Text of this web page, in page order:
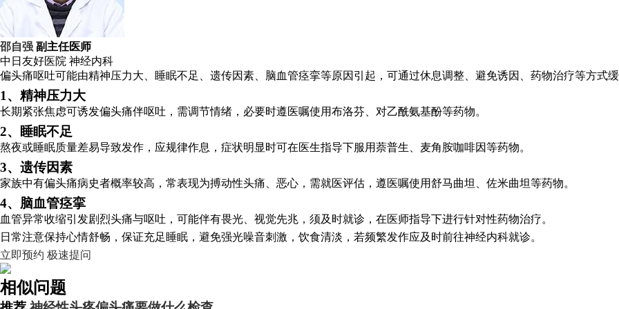
邵自强 副主任医师
中日友好医院 神经内科
偏头痛呕吐可能由精神压力大、睡眠不足、遗传因素、脑血管痉挛等原因引起，可通过休息调整、避免诱因、药物治疗等方式
1、精神压力大
长期紧张焦虑可诱发偏头痛伴呕吐，需调节情绪，必要时遵医嘱使用布洛芬、对乙酰氨基酚等药物。
2、睡眠不足
熬夜或睡眠质量差易导致发作，应规律作息，症状明显时可在医生指导下服用萘普生、麦角胺咖啡因等药物。
3、遗传因素
家族中有偏头痛病史者概率较高，常表现为搏动性头痛、恶心，需就医评估，遵医嘱使用舒马曲坦、佐米曲坦等药物。
4、脑血管痉挛
血管异常收缩引发剧烈头痛与呕吐，可能伴有畏光、视觉先兆，须及时就诊，在医师指导下进行针对性药物治疗。
日常注意保持心情舒畅，保证充足睡眠，避免强光噪音刺激，饮食清淡，若频繁发作应及时前往神经内科就诊。
立即预约 极速提问
相似问题